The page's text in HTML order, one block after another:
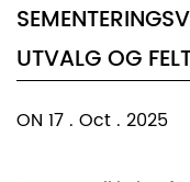
UTVALG OG
ON 17 . Oct . 2025